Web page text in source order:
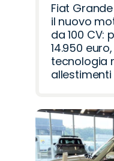
Fiat
il nuovo
da 100 CV:
14.950
tecnologia